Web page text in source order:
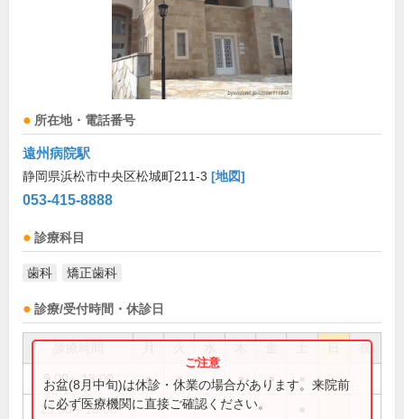
所在地・電話番号
遠州病院駅
静岡県浜松市中央区松城町211-3 [地図]
053-415-8888
診療科目
歯科 矯正歯科
診療/受付時間・休診日
祝
9:00～13:00 ● ● ● ●
15:00～18:00
お盆(8月中旬)は休診・休業の場合があります。来院前
に必ず医療機関に直接ご確認ください。